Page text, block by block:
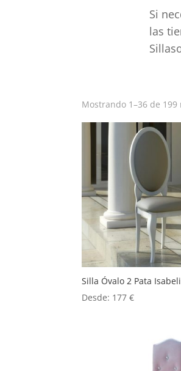
Si
las
Mostrando 1–36 de 199
Silla Óvalo 2 Pata
Desde: 177€